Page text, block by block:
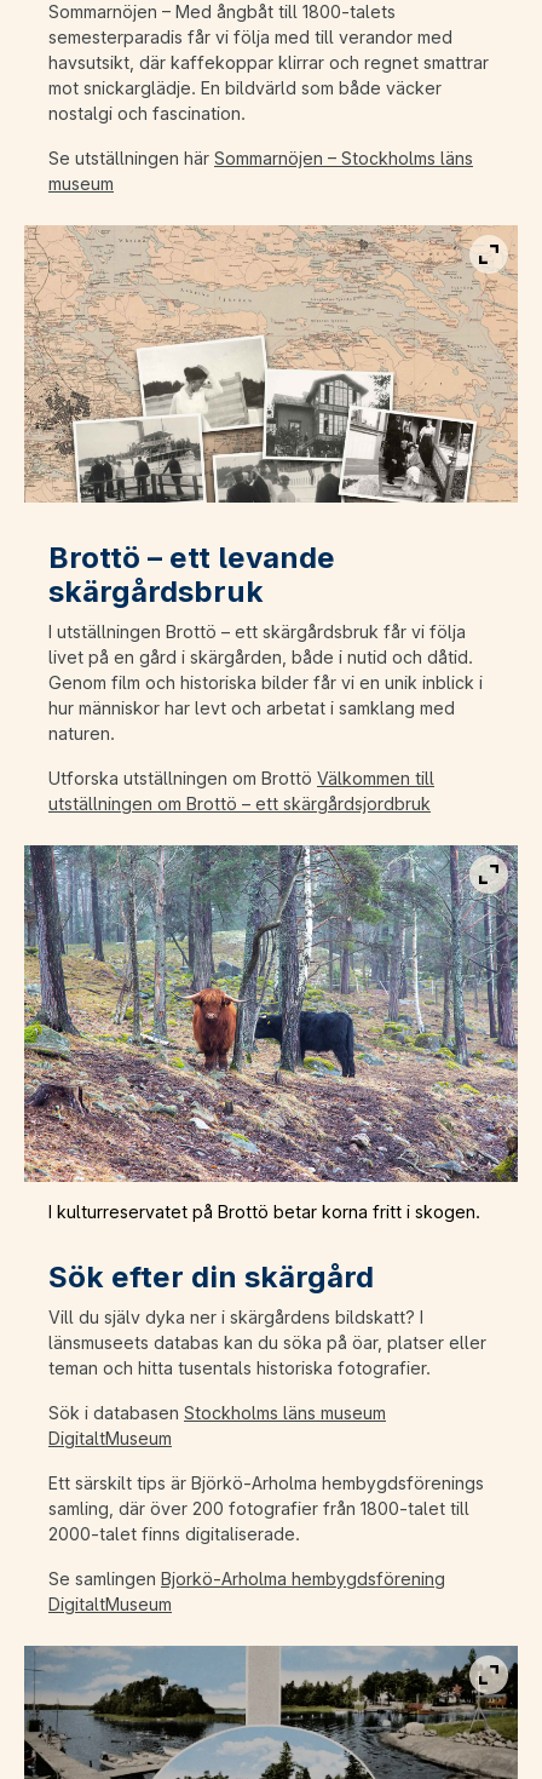
Sommarnöjen – Med ångbåt till 1800-talets
semesterparadis får vi följa med till verandor med
havsutsikt, där kaffekoppar klirrar och regnet smattrar
mot snickarglädje. En bildvärld som både väcker
nostalgi och fascination.
Se utställningen här Sommarnöjen – Stockholms läns
museum
Visa
Brottö – ett levande
skärgårdsbruk
I utställningen Brottö – ett skärgårdsbruk får vi följa
livet på en gård i skärgården, både i nutid och dåtid.
Genom film och historiska bilder får vi en unik inblick i
hur människor har levt och arbetat i samklang med
naturen.
Utforska utställningen om Brottö Välkommen till
utställningen om Brottö – ett skärgårdsjordbruk
Visa
I kulturreservatet på Brottö betar korna fritt i skogen.
Sök efter din skärgård
Vill du själv dyka ner i skärgårdens bildskatt? I
länsmuseets databas kan du söka på öar, platser eller
teman och hitta tusentals historiska fotografier.
Sök i databasen Stockholms läns museum
DigitaltMuseum
Ett särskilt tips är Björkö-Arholma hembygdsförenings
samling, där över 200 fotografier från 1800-talet till
2000-talet finns digitaliserade.
Se samlingen Bjorkö-Arholma hembygdsförening
DigitaltMuseum
Visa